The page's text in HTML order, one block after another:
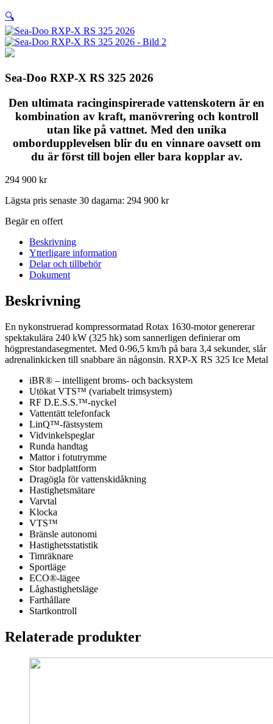
🔍
Sea-Doo RXP-X RS 325 2026
Den ultimata racinginspirerade vattenskotern är en
kombination av kraft, manövrering och kontroll
utan like på vattnet. Med den unika
ombordupplevelsen blir du en vinnare oavsett om
du är först till bojen eller bara kopplar av.
294 900 kr
Lägsta pris senaste 30 dagarna: 294 900 kr
Begär en offert
Beskrivning
Ytterligare information
Delar och tillbehör
Dokument
Beskrivning
En nykonstruerad kompressormatad Rotax 1630-motor genererar
spektakulära 240 kW (325 hk) som sannerligen definierar om
högprestandasegmentet. Med 0-96,5 km/h på bara 3,4 sekunder, slår
adrenalinkicken till snabbare än någonsin. RXP-X RS 325 Ice Metal
iBR® – intelligent broms- och backsystem
Utökat VTS™ (variabelt trimsystem)
RF D.E.S.S.™-nyckel
Vattentätt telefonfack
LinQ™-fästsystem
Vidvinkelspeglar
Runda handtag
Mattor i fotutrymme
Stor badplattform
Dragögla för vattenskidåkning
Hastighetsmätare
Varvtal
Klocka
VTS™
Bränsle autonomi
Hastighetsstatistik
Timräknare
Sportläge
ECO®-lägee
Låghastighetsläge
Farthållare
Startkontroll
Relaterade produkter